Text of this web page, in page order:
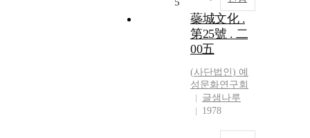
5
蘂城文化 .
第25號 . 二
00五
(사단법인) 예
성문화연구회
글샘나루
1978